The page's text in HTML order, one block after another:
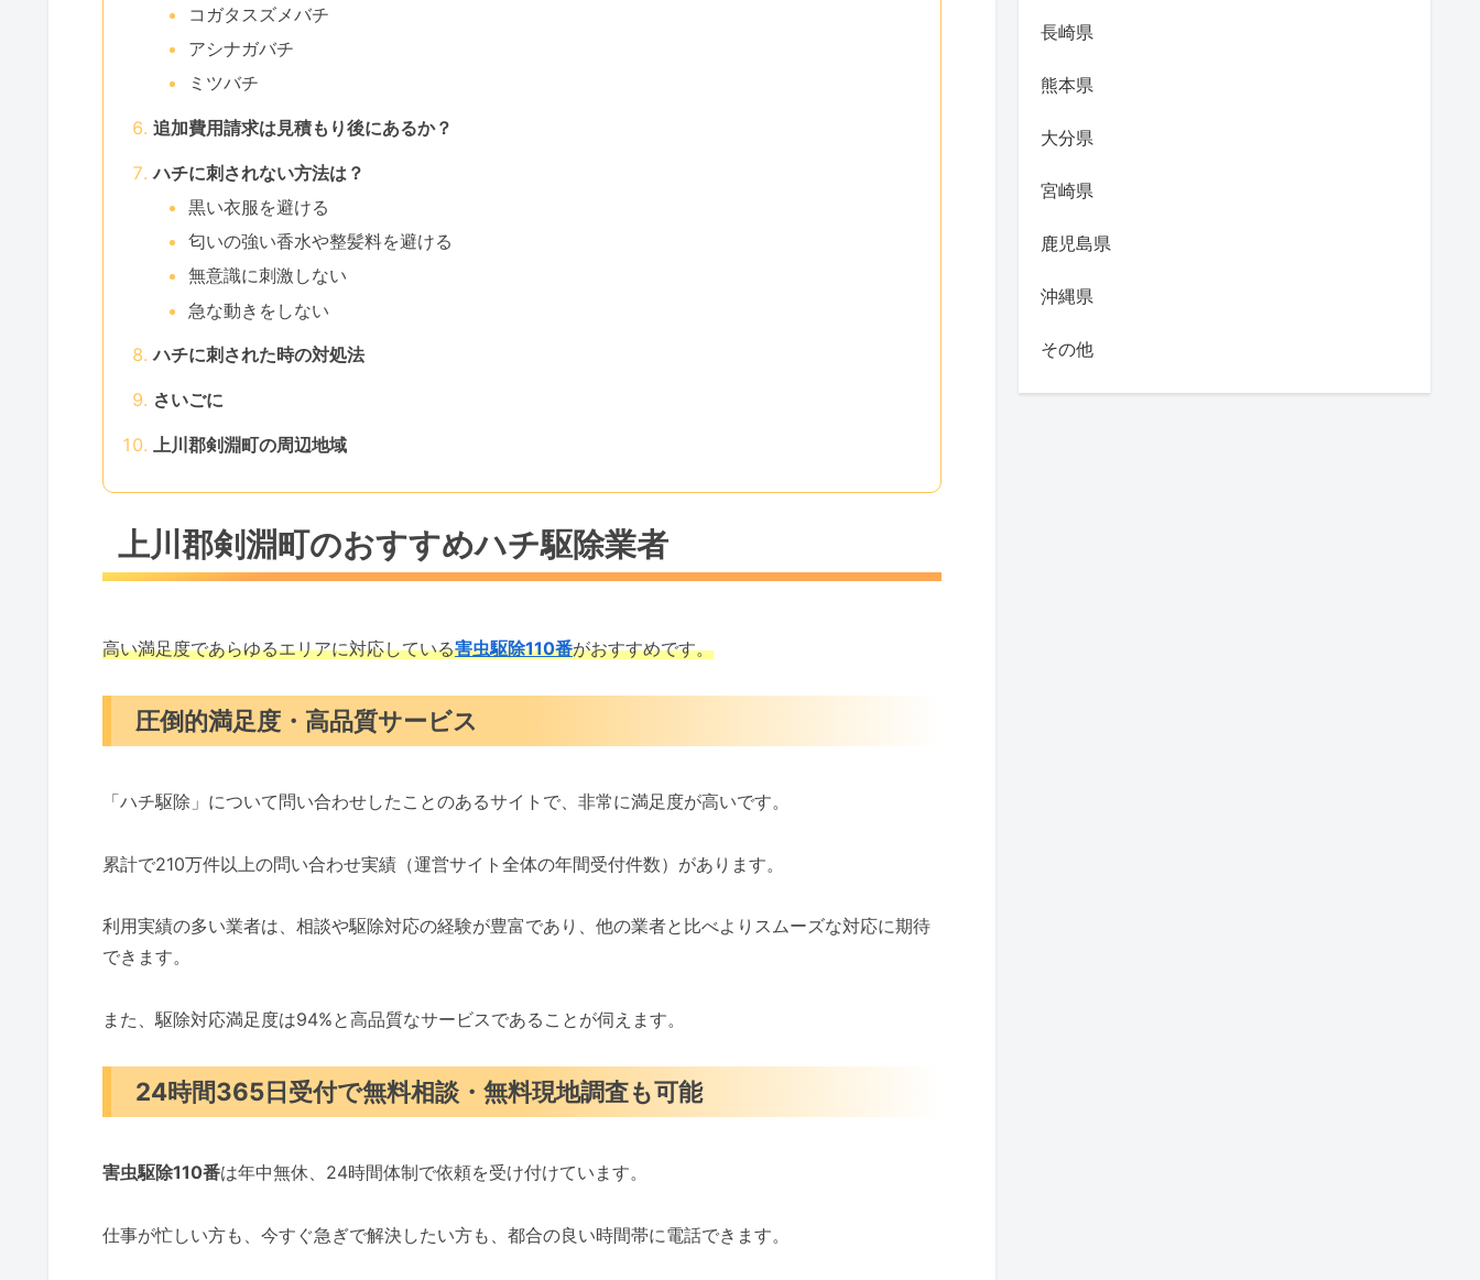
コガタスズメバチ
アシナガバチ
ミツバチ
追加費用請求は見積もり後にあるか？
ハチに刺されない方法は？
黒い衣服を避ける
匂いの強い香水や整髪料を避ける
無意識に刺激しない
急な動きをしない
ハチに刺された時の対処法
さいごに
上川郡剣淵町の周辺地域
上川郡剣淵町のおすすめハチ駆除業者
高い満足度であらゆるエリアに対応している害虫駆除110番がおすすめです。
圧倒的満足度・高品質サービス
「ハチ駆除」について問い合わせしたことのあるサイトで、非常に満足度が高いです。
累計で210万件以上の問い合わせ実績（運営サイト全体の年間受付件数）があります。
利用実績の多い業者は、相談や駆除対応の経験が豊富であり、他の業者と比べよりスムーズな対応に期待
できます。
また、駆除対応満足度は94%と高品質なサービスであることが伺えます。
24時間365日受付で無料相談・無料現地調査も可能
害虫駆除110番は年中無休、24時間体制で依頼を受け付けています。
仕事が忙しい方も、今すぐ急ぎで解決したい方も、都合の良い時間帯に電話できます。
長崎県
熊本県
大分県
宮崎県
鹿児島県
沖縄県
その他